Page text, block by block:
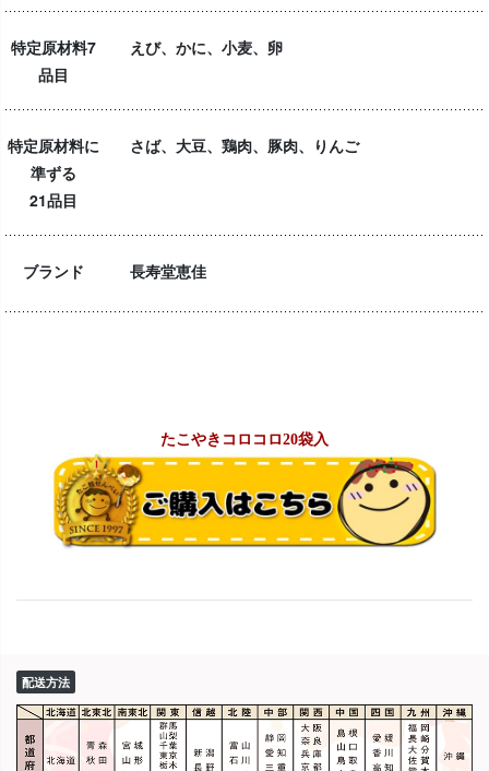
特定原材料7
品目
えび、かに、小麦、卵
特定原材料に
準ずる
21品目
さば、大豆、鶏肉、豚肉、りんご
ブランド 長寿堂恵佳
たこやきコロコロ20袋入
配送方法